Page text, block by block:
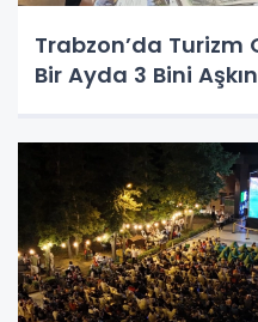
Trabzon’da Turizm
Bir Ayda 3 Bini